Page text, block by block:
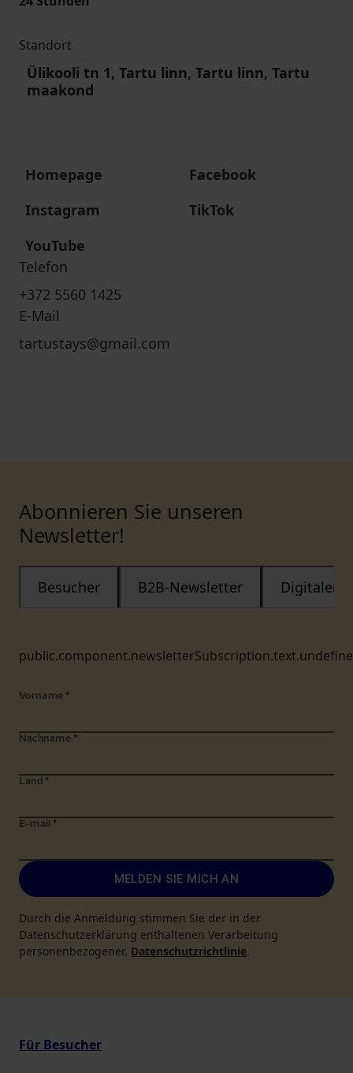
Standort
Ülikooli tn 1, Tartu linn, Tartu linn, Tartu
maakond
Homepage
Facebook
Instagram
TikTok
YouTube
Telefon
+372 5560 1425
E-Mail
tartustays@gmail.com
Abonnieren Sie unseren
Newsletter!
Besucher B2B-Newsletter Digitaler
Vorname *
Nachname *
Land *
E-mail *
MELDEN SIE MICH AN
Durch die Anmeldung stimmen Sie der in der
Datenschutzerklärung enthaltenen Verarbeitung
personenbezogener. Datenschutzrichtlinie.
Für Besucher